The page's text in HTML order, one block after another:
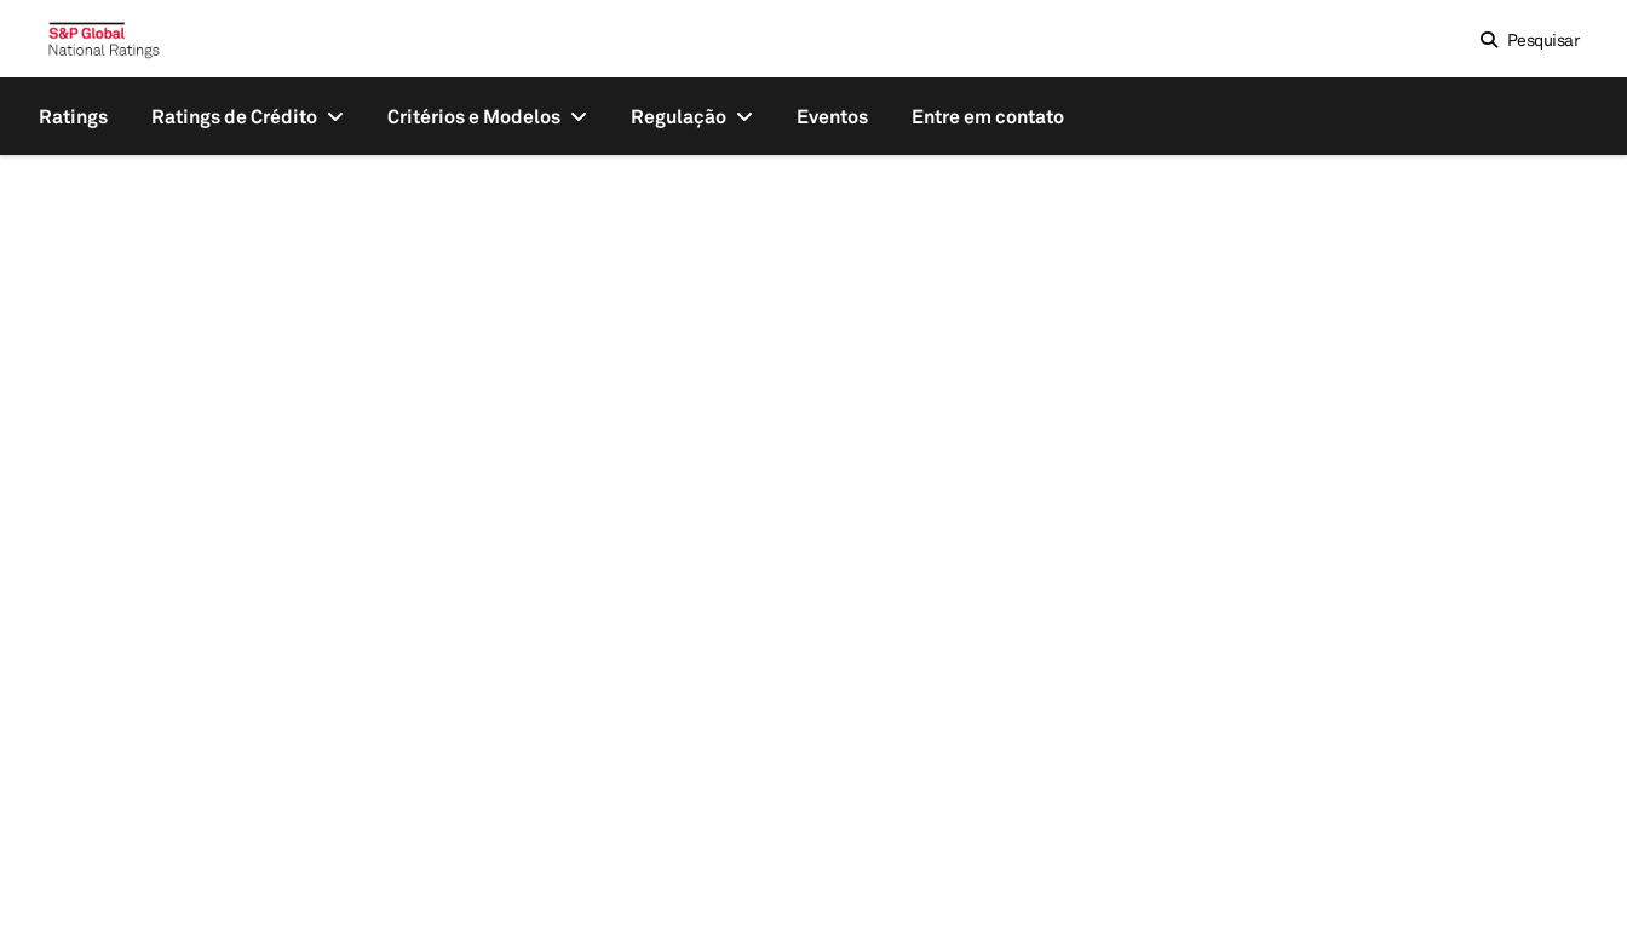
Pesquisar
Ratings Ratings de Crédito Critérios e Modelos Regulação Eventos Entre em contato